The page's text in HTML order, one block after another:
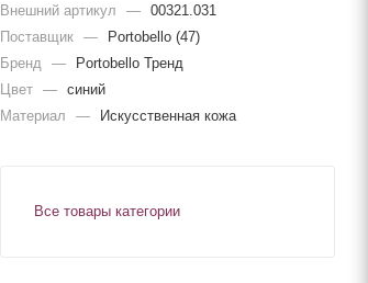
Внешний артикул — 00321.031
Поставщик —
Portobello (47)
Бренд
—
Portobello Тренд
Цвет — синий
Материал
— Искусственная кожа
Все товары категории